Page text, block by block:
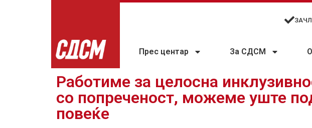
Прес центар За СДСМ
Работиме за целосна
со попреченост, можеме уште
повеќе